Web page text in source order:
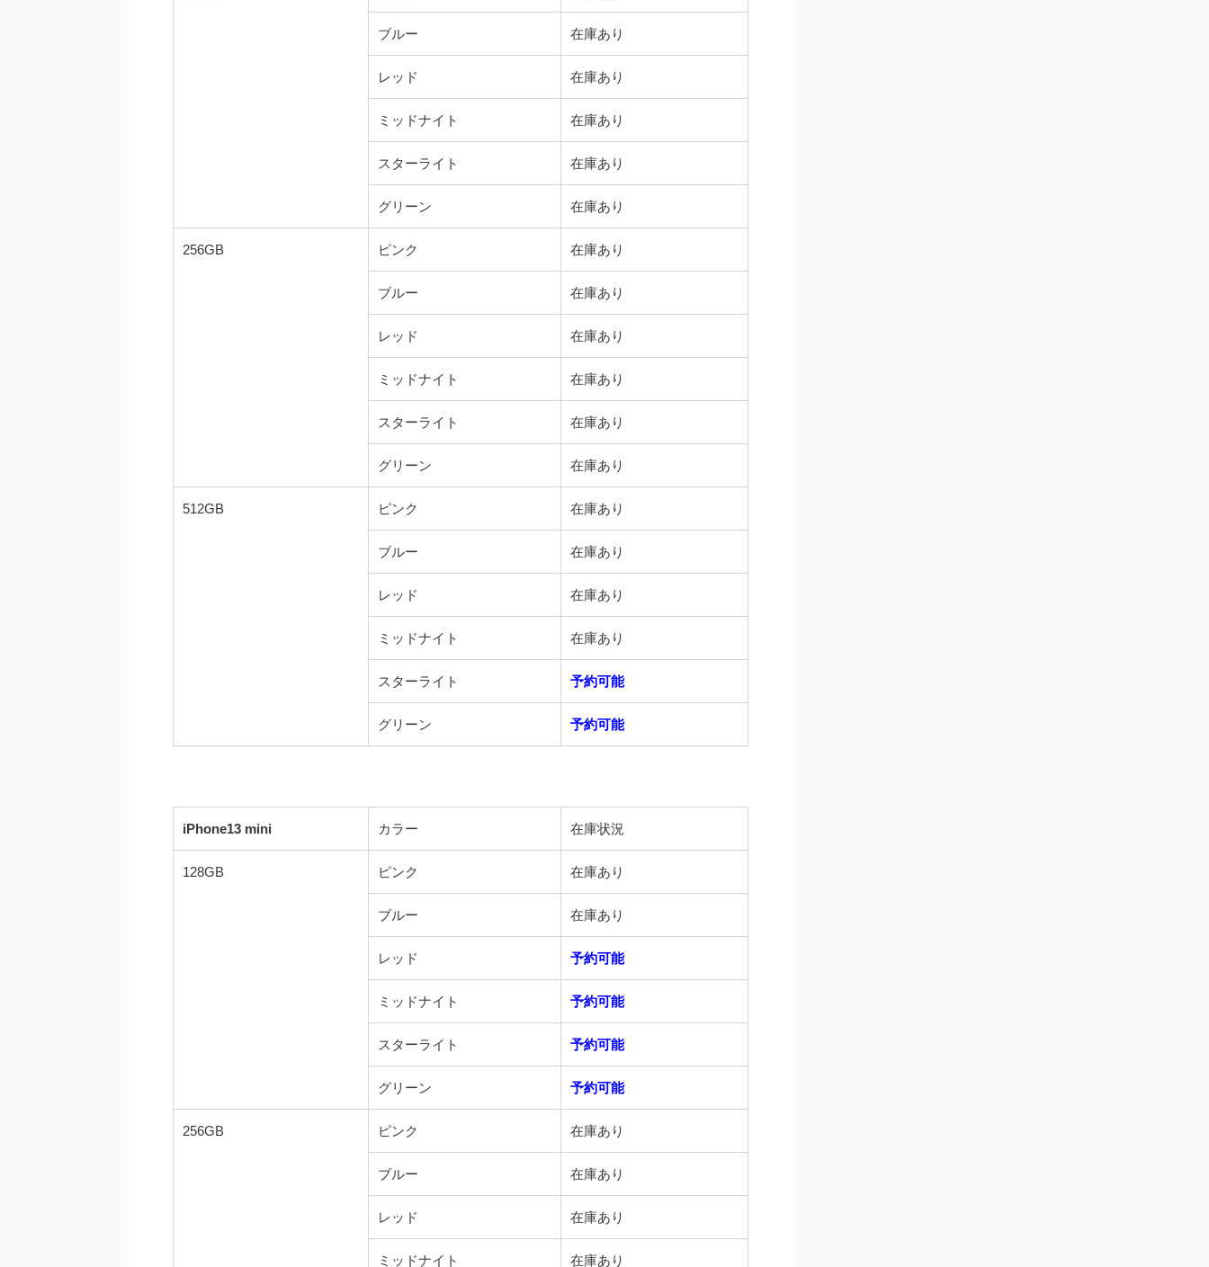
ブルー 在庫あり
レッド 在庫あり
ミッドナイト 在庫あり
スターライト 在庫あり
グリーン 在庫あり
256GB ピンク 在庫あり
ブルー 在庫あり
レッド 在庫あり
ミッドナイト 在庫あり
スターライト 在庫あり
グリーン 在庫あり
512GB ピンク 在庫あり
ブルー 在庫あり
レッド 在庫あり
ミッドナイト 在庫あり
スターライト 予約可能
グリーン 予約可能
iPhone13 mini カラー 在庫状況
128GB ピンク 在庫あり
ブルー 在庫あり
レッド 予約可能
ミッドナイト 予約可能
スターライト 予約可能
グリーン 予約可能
256GB ピンク 在庫あり
ブルー 在庫あり
レッド 在庫あり
ミッドナイト 在庫あり